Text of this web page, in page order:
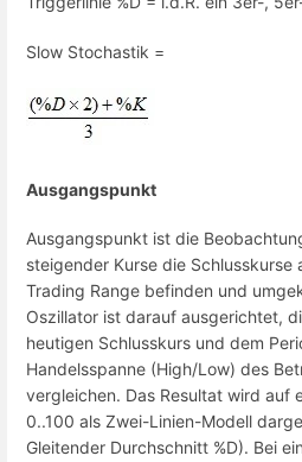
Slow Stochastik =
Ausgangspunkt
Ausgangspunkt ist die
steigender Kurse die Schlusskurse
Trading Range befinden und
Oszillator ist darauf ausgerichtet,
heutigen Schlusskurs und dem
Handelsspanne (High/Low) des
vergleichen. Das Resultat wird auf
0..100 als Zwei-Linien-Modell
Gleitender Durchschnitt %D). Bei